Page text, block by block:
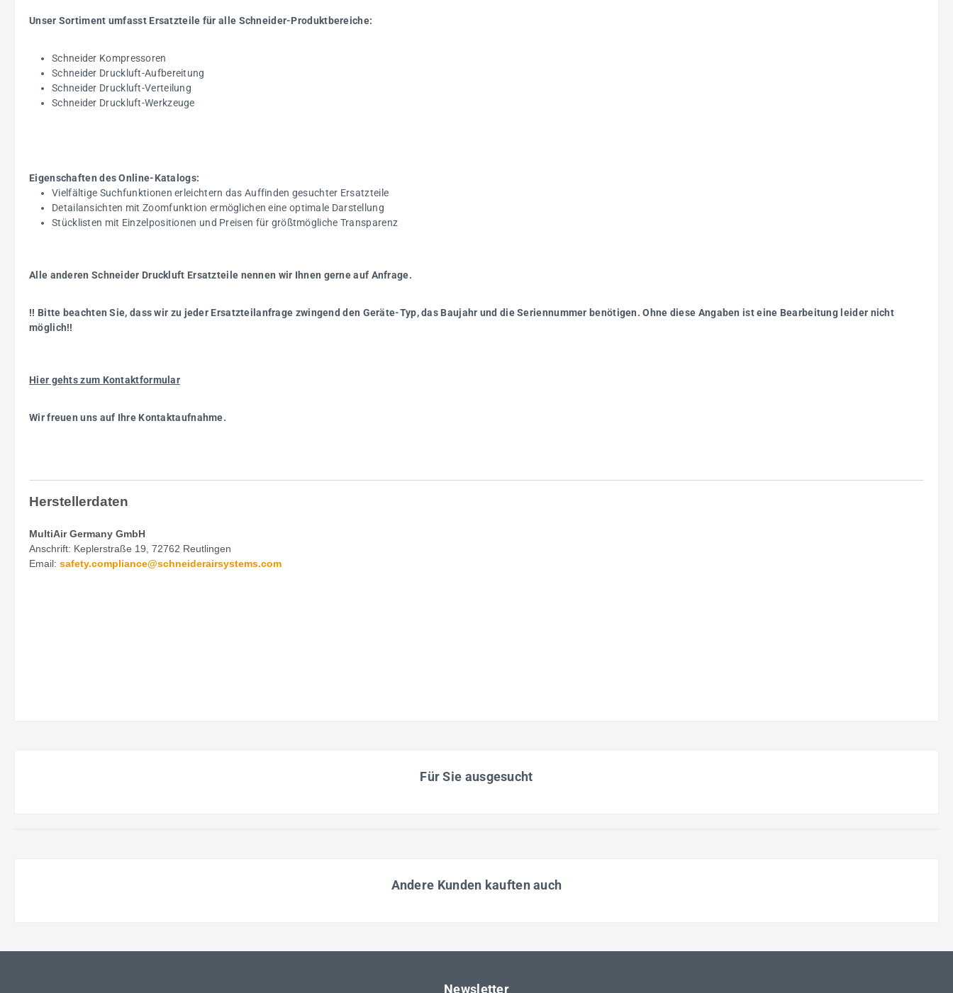
Unser Sortiment umfasst Ersatzteile für alle Schneider-Produktbereiche:
Schneider Kompressoren
Schneider Druckluft-Aufbereitung
Schneider Druckluft-Verteilung
Schneider Druckluft-Werkzeuge
Eigenschaften des Online-Katalogs:
Vielfältige Suchfunktionen erleichtern das Auffinden gesuchter Ersatzteile
Detailansichten mit Zoomfunktion ermöglichen eine optimale Darstellung
Stücklisten mit Einzelpositionen und Preisen für größtmögliche Transparenz
Alle anderen Schneider Druckluft Ersatzteile nennen wir Ihnen gerne auf Anfrage.
!! Bitte beachten Sie, dass wir zu jeder Ersatzteilanfrage zwingend den Geräte-Typ, das Baujahr und die Seriennummer benötigen. Ohne diese Angaben ist eine Bearbeitung leider nicht
möglich!!
Hier gehts zum Kontaktformular
Wir freuen uns auf Ihre Kontaktaufnahme.
Herstellerdaten
MultiAir Germany GmbH
Anschrift: Keplerstraße 19, 72762 Reutlingen
Email: safety.compliance@schneiderairsystems.com
Für Sie ausgesucht
Andere Kunden kauften auch
Newsletter